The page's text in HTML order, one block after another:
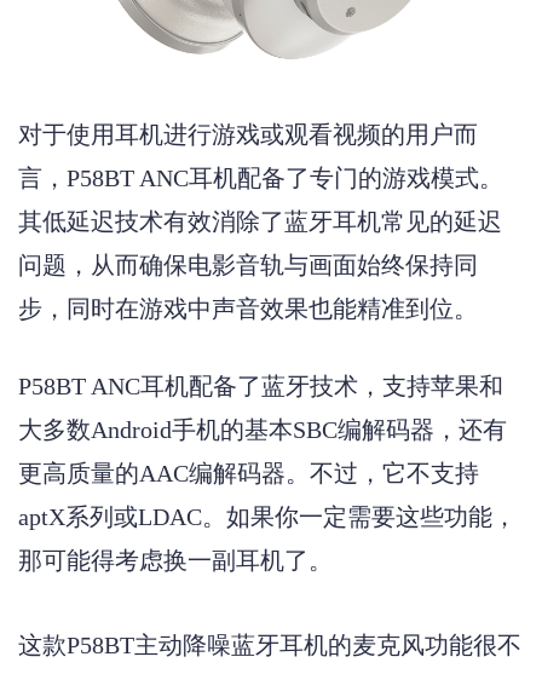
对于使用耳机进行游戏或观看视频的用户而
言， P58BT ANC耳机配备了专门的游戏模式。
其低延迟技术有效消除了蓝牙耳机常见的延迟
问题，从而确保电影音轨与画面始终保持同
步，同时在游戏中声音效果也能精准到位。
P58BT ANC耳机配备了蓝牙技术，支持苹果和
大多数Android手机的基本SBC编解码器，还有
更高质量的AAC编解码器。不过，它不支持
aptX系列或LDAC。如果你一定需要这些功能，
那可能得考虑换一副耳机了 。
这款P58BT主动降噪蓝牙耳机的麦克风功能很不